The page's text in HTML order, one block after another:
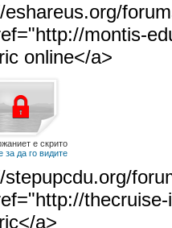
eshareus.org/
montis-
online</a>
е скрито
за да го видите
stepupcdu.org/
a>